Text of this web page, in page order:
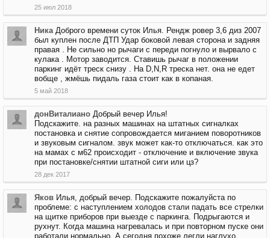
25 июл 2018
Ника Доброго времени суток Илья. Рендж ровер 3,6 диз 2007
был куплен после ДТП Удар боковой левая сторона и задняя
правая . Не сильно но рычаги с переди погнуло и вырвало с
кулака . Мотор заводится. Ставишь рычаг в положении
паркинг идёт треск снизу . На D,N,R треска нет. она не едет
вобще , жмёшь пидаль газа стоит как в копаная.
5 май 2018
донВиталиано Добрый вечер Илья!
Подскажите. на разных машинах на штатных сигналках
постановка и снятие сопровождается миганием поворотников
и звуковым сигналом. звук может как-то отключаться. как это
на мамах с м62 происходит - отключение и включение звука
при постановке/снятии штатной сиги или цз?
28 дек 2017
Яков Илья, добрый вечер. Подскажите пожалуйста по
проблеме: с наступлением холодов стали падать все стрелки
на щитке приборов при выезде с паркинга. Подрыгаются и
рухнут. Когда машина нагревалась и при повторном пуске они
работали нормально. А сегодня похоже легли наглухо.